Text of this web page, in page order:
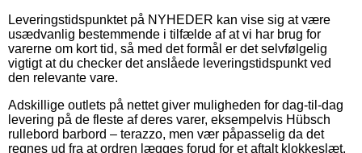
Leveringstidspunktet på NYHEDER kan vise sig at være
usædvanlig bestemmende i tilfælde af at vi har brug for
varerne om kort tid, så med det formål er det selvfølgelig
vigtigt at du checker det anslåede leveringstidspunkt ved
den relevante vare.
Adskillige outlets på nettet giver muligheden for dag-til-dag
levering på de fleste af deres varer, eksempelvis Hübsch
rullebord barbord – terazzo, men vær påpasselig da det
regnes ud fra at ordren lægges forud for et aftalt klokkeslæt,